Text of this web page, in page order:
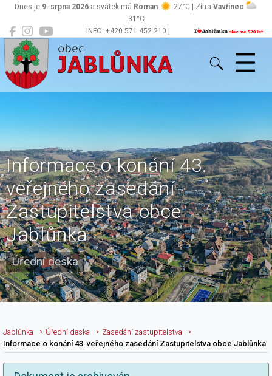
INFO: +420 571 452 210 |
Dnes je 9. srpna 2026 a svátek má Roman 27°C | Zítra Vavřinec
31°C
Jablůnka
Informace o konání 43.
veřejného zasedání
Zastupitelstva obce
Jablůnka
Úřední deska
Jablůnka Úřední deska
Zasedání zastupitelstva
Informace o konání 43. veřejného zasedání Zastupitelstva obce Jablůnka